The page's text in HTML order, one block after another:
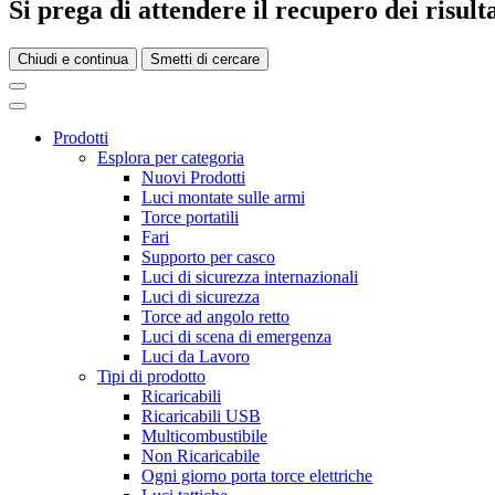
Si prega di attendere il recupero dei
Chiudi e continua Smetti di cercare
Prodotti
Esplora per categoria
Nuovi Prodotti
Luci montate sulle armi
Torce portatili
Fari
Supporto per casco
Luci di sicurezza internazionali
Luci di sicurezza
Torce ad angolo retto
Luci di scena di emergenza
Luci da Lavoro
Tipi di prodotto
Ricaricabili
Ricaricabili USB
Multicombustibile
Non Ricaricabile
Ogni giorno porta torce elettriche